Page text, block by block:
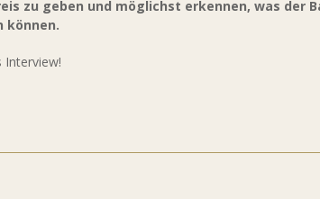
zu geben und möglichst erkennen, was der
können.
Interview!